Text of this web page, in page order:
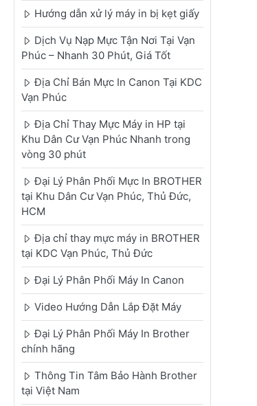
Hướng dẫn xử lý máy in bị kẹt giấy
Dịch Vụ Nạp Mực Tận Nơi Tại Vạn
Phúc – Nhanh 30 Phút, Giá Tốt
Địa Chỉ Bán Mực In Canon Tại KDC
Vạn Phúc
Địa Chỉ Thay Mực Máy in HP tại
Khu Dân Cư Vạn Phúc Nhanh trong
vòng 30 phút
Đại Lý Phân Phối Mực In BROTHER
tại Khu Dân Cư Vạn Phúc, Thủ Đức,
HCM
Địa chỉ thay mực máy in BROTHER
tại KDC Vạn Phúc, Thủ Đức
Đại Lý Phân Phối Máy In Canon
Video Hướng Dẫn Lắp Đặt Máy
Đại Lý Phân Phối Máy In Brother
chính hãng
Thông Tin Tâm Bảo Hành Brother
tại Việt Nam